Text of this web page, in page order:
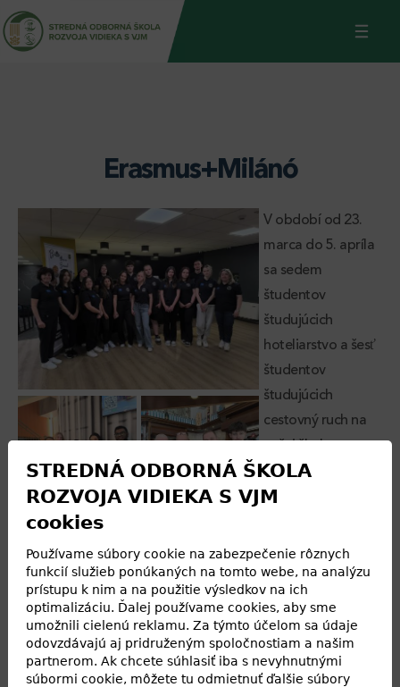
Jump
Erasmus+Milánó
V období od 23.
marca do 5. apríla
sa sedem
študentov
študujúcich
hoteliarstvo a šesť
študentov
študujúcich
cestovný ruch na
zúčastnilo
dvojtýždňovej
rámci programu Erasmus+. Získané vedomosti a zručnosti
uplatnili v typických talianskych
reštauráciách (Gestione Mense Florence, Gatto e La Volpe)
a hoteloch B&amp;B, kde mali
možnosť rozšíriť a využiť vedomosti a zručnosti, ktoré
nadobudli v škole, v typických
STREDNÁ ODBORNÁ ŠKOLA
ROZVOJA VIDIEKA S VJM
cookies
Používame súbory cookie na zabezpečenie rôznych
funkcií služieb ponúkaných na tomto webe, na analýzu
prístupu k nim a na použitie výsledkov na ich
optimalizáciu. Ďalej používame cookies, aby sme
umožnili cielenú reklamu. Za týmto účelom sa údaje
odovzdávajú aj pridruženým spoločnostiam a našim
partnerom. Ak chcete súhlasiť iba s nevyhnutnými
súbormi cookie, môžete tu odmietnuť ďalšie súbory